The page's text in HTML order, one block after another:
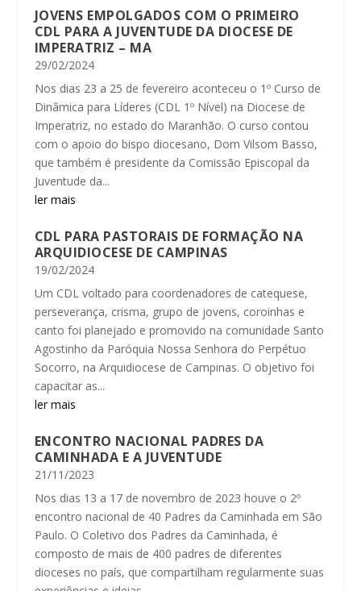
JOVENS EMPOLGADOS COM O PRIMEIRO
CDL PARA A JUVENTUDE DA DIOCESE DE
IMPERATRIZ – MA
29/02/2024
Nos dias 23 a 25 de fevereiro aconteceu o 1º Curso de
Dinâmica para Líderes (CDL 1º Nível) na Diocese de
Imperatriz, no estado do Maranhão. O curso contou
com o apoio do bispo diocesano, Dom Vilsom Basso,
que também é presidente da Comissão Episcopal da
Juventude da...
ler mais
CDL PARA PASTORAIS DE FORMAÇÃO NA
ARQUIDIOCESE DE CAMPINAS
19/02/2024
Um CDL voltado para coordenadores de catequese,
perseverança, crisma, grupo de jovens, coroinhas e
canto foi planejado e promovido na comunidade Santo
Agostinho da Paróquia Nossa Senhora do Perpétuo
Socorro, na Arquidiocese de Campinas. O objetivo foi
capacitar as...
ler mais
ENCONTRO NACIONAL PADRES DA
CAMINHADA E A JUVENTUDE
21/11/2023
Nos dias 13 a 17 de novembro de 2023 houve o 2º
encontro nacional de 40 Padres da Caminhada em São
Paulo. O Coletivo dos Padres da Caminhada, é
composto de mais de 400 padres de diferentes
dioceses no país, que compartilham regularmente suas